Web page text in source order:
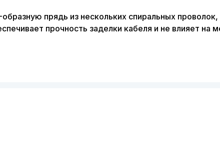
прядь из нескольких спиральных
прочность заделки кабеля и не влияет на